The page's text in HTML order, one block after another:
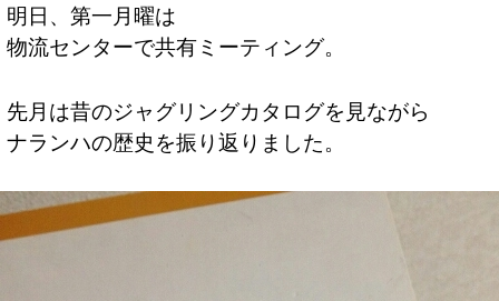
明日、第一月曜は
物流センターで共有ミーティング。
先月は昔のジャグリングカタログを見ながら
ナランハの歴史を振り返りました。